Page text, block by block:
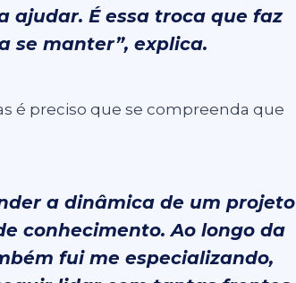
ajudar. É essa troca que faz
se manter”, explica.
é preciso que se compreenda que
a dinâmica de um projeto
conhecimento. Ao longo da
fui me especializando,